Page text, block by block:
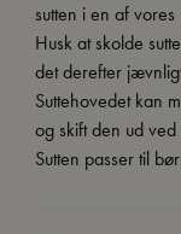
sutten i en af
Husk at skolde
det derefter
Suttehovedet kan
og skift den ud
Sutten passer til